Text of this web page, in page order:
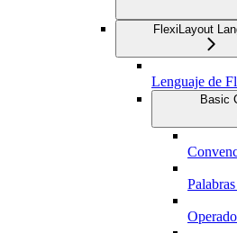
FlexiLayout
Lenguaje de
Basic